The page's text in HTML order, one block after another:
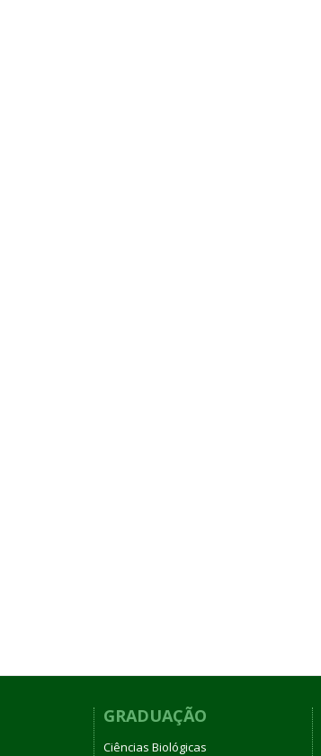
GRADUAÇÃO
Ciências Biológicas